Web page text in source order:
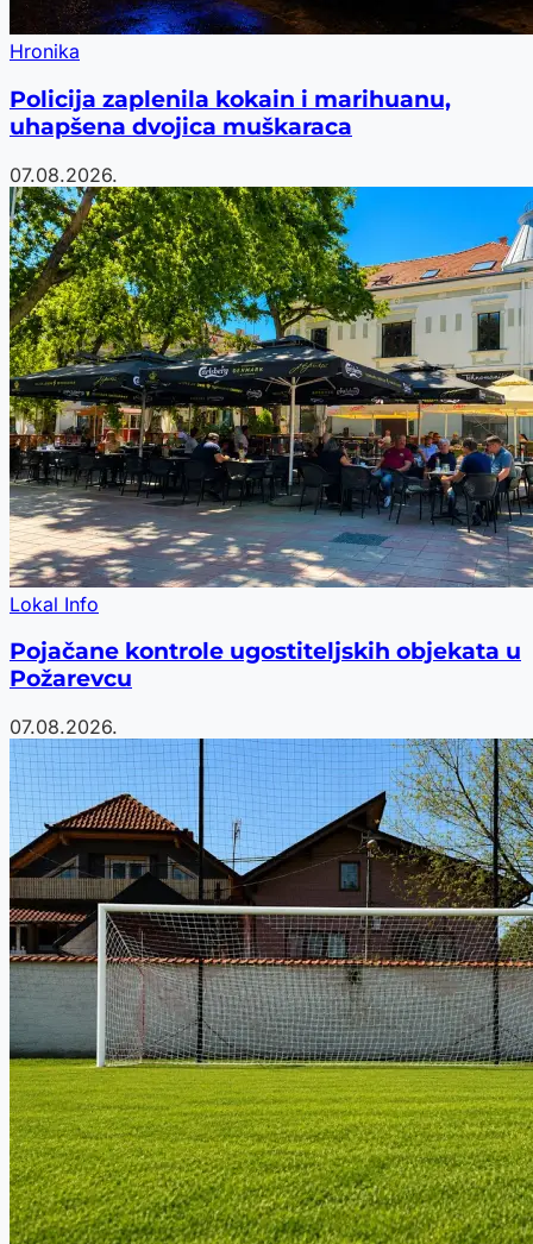
Hronika
Policija zaplenila kokain i marihuanu,
uhapšena dvojica muškaraca
07.08.2026.
Lokal Info
Pojačane kontrole ugostiteljskih objekata u
Požarevcu
07.08.2026.